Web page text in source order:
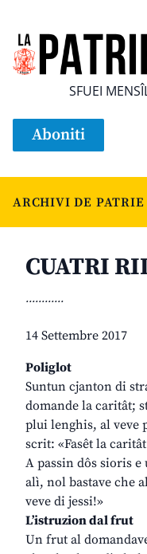
SFUEI
Aboniti
ARCHIVI DE PATRIE
CUATRI
............
14 Settembre 2017
Poliglot
Suntun cjanton di
domande la caritât;
plui lenghis, al veve
scrit: «Fasêt la
A passin dôs sioris
alì, nol bastave che
veve di jessi!»
L’istruzion dal frut
Un frut al